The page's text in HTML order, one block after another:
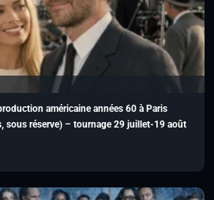
américaine années 60 à Paris
sous réserve) – tournage 29 juillet-19 août